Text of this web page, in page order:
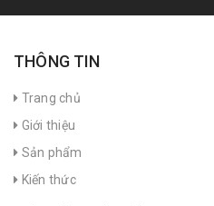
THÔNG TIN
Trang chủ
Giới thiệu
Sản phẩm
Kiến thức